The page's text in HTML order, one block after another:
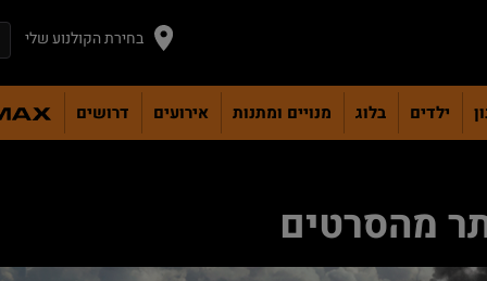
בחירת הקולנוע שלי
ילדים בלוג מנויים ומתנות אירועים דרושים